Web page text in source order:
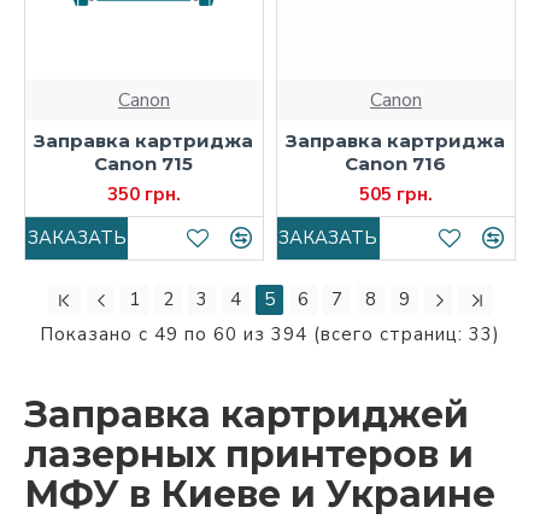
Canon
Заправка картриджа
Canon 715
350 грн.
ЗАКАЗАТЬ
Canon
Заправка картриджа
Canon 716
505 грн.
ЗАКАЗАТЬ
1 2 3 4 5 6 7 8
9
Показано с 49 по 60 из 394 (всего страниц: 33)
Заправка картриджей
лазерных принтеров и
МФУ в Киеве и Украине